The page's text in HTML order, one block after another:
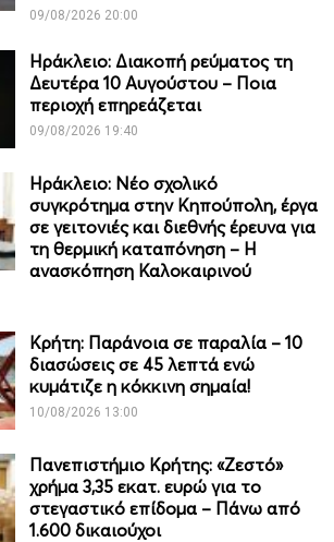
09/08/2026 20:00
Ηράκλειο: Διακοπή ρεύματος τη
Δευτέρα 10 Αυγούστου – Ποια
περιοχή επηρεάζεται
09/08/2026 19:40
Ηράκλειο: Νέο σχολικό
συγκρότημα στην Κηπούπολη, έργα
σε γειτονιές και διεθνής έρευνα για
τη θερμική καταπόνηση – Η
ανασκόπηση Καλοκαιρινού
Κρήτη: Παράνοια σε παραλία – 10
διασώσεις σε 45 λεπτά ενώ
κυμάτιζε η κόκκινη σημαία!
10/08/2026 13:00
Πανεπιστήμιο Κρήτης: «Ζεστό»
χρήμα 3,35 εκατ. ευρώ για το
στεγαστικό επίδομα – Πάνω από
1.600 δικαιούχοι